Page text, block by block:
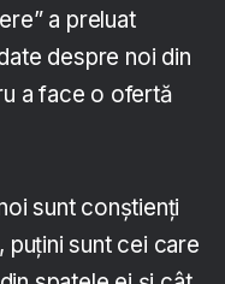
a preluat
despre noi din
a face o ofertă
sunt conștienți
puțini sunt cei care